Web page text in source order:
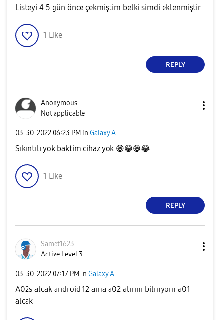
Listeyi 4 5 gün önce çekmiştim belki simdi eklenmiştir
1 Like
REPLY
Anonymous
Not applicable
‎03-30-2022 06:23 PM in Galaxy A
Sıkıntılı yok baktim cihaz yok 😁😁😁😂
1 Like
REPLY
Samet1623
Active Level 3
‎03-30-2022 07:17 PM in Galaxy A
A02s alcak android 12 ama a02 alırmı bilmyom a01
alcak